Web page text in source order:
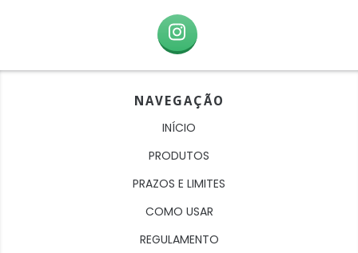
NAVEGAÇÃO
INÍCIO
PRODUTOS
PRAZOS E LIMITES
COMO USAR
REGULAMENTO